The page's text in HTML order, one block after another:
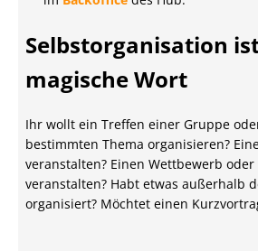
Selbstorganisation
magische Wort
Ihr wollt ein Treffen einer Gruppe
bestimmten Thema organisieren?
veranstalten? Einen Wettbewerb oder
veranstalten? Habt etwas außerhalb
organisiert? Möchtet einen